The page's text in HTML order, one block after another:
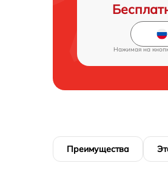
Нажимая на
Преимущества